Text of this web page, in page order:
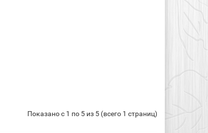
Показано с 1 по 5 из 5 (всего 1 страниц)